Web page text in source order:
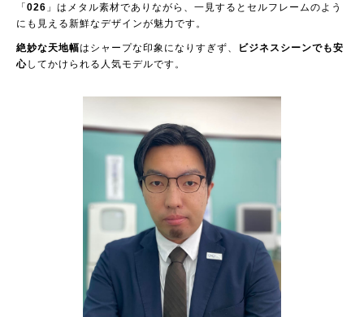
「026 」はメタル素材でありながら、一見するとセルフレームのよう
にも見える新鮮なデザインが魅力です。
絶妙な天地幅はシャープな印象になりすぎず、
ビジネスシーンでも安
心してかけられる人気モデルです。